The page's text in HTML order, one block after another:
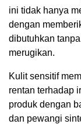
ini tidak hanya
dengan
dibutuhkan
merugikan.
Kulit sensitif
rentan terhadap
produk dengan
dan pewangi